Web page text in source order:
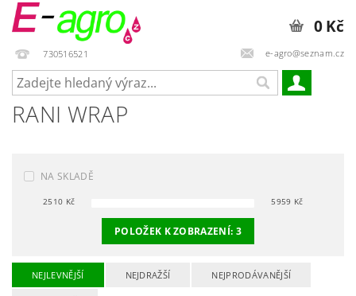
730516521 e-agro@seznam.cz
0 Kč
RANI WRAP
NA SKLADĚ
2510 Kč 5959 Kč
POLOŽEK K ZOBRAZENÍ: 3
NEJLEVNĚJŠÍ NEJDRAŽŠÍ NEJPRODÁVANĚJŠÍ